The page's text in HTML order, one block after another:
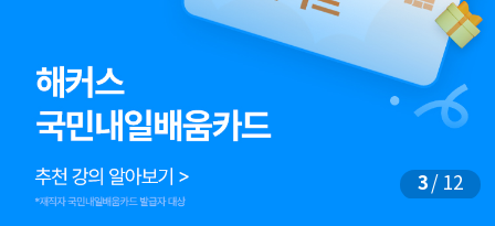
3 / 12